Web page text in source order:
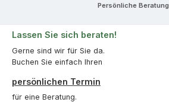
Persönliche Beratung
Lassen Sie sich beraten!
Gerne sind wir für Sie da.
Buchen Sie einfach Ihren
persönlichen Termin
für eine Beratung.